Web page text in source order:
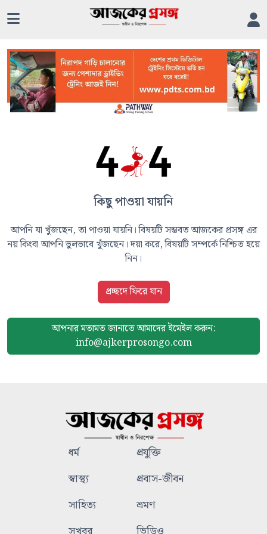
কিছু পাওয়া যায়নি
আপনি যা খুঁজছেন, তা পাওয়া যায়নি। বিষয়টি সম্ভবত আজকের প্রসঙ্গ এর
নয় কিংবা আপনি ভুলভাবে খুঁজছেন। দয়া করে, বিষয়টি সম্পর্কে নিশ্চিত হয়ে
নিন।
প্রচ্ছদে ফিরে যান
আপনার মতামত জানাতে আমাদেরইমেইল করুন:
info@ajkerprosongo.com
ধর্ম
প্রযুক্তি
স্বাস্থ্য
প্রবাস-জীবন
সাহিত্য
ভ্রমণ